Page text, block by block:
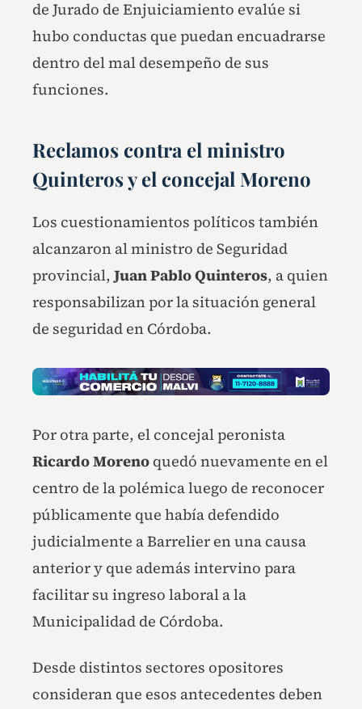
de Jurado de Enjuiciamiento evalúe si
hubo conductas que puedan encuadrarse
dentro del mal desempeño de sus
funciones.
Reclamos contra el ministro
Quinteros y el concejal Moreno
Los cuestionamientos políticos también
alcanzaron al ministro de Seguridad
provincial, Juan Pablo Quinteros, a quien
responsabilizan por la situación general
de seguridad en Córdoba.
Por otra parte, el concejal peronista
Ricardo Moreno quedó nuevamente en el
centro de la polémica luego de reconocer
públicamente que había defendido
judicialmente a Barrelier en una causa
anterior y que además intervino para
facilitar su ingreso laboral a la
Municipalidad de Córdoba.
Desde distintos sectores opositores
consideran que esos antecedentes deben